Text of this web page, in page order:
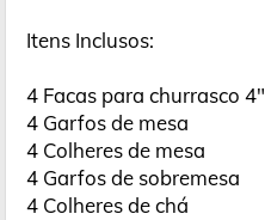
Itens Inclusos:
4 Facas para churrasco 4"
4 Garfos de mesa
4 Colheres de mesa
4 Garfos de sobremesa
4 Colheres de chá